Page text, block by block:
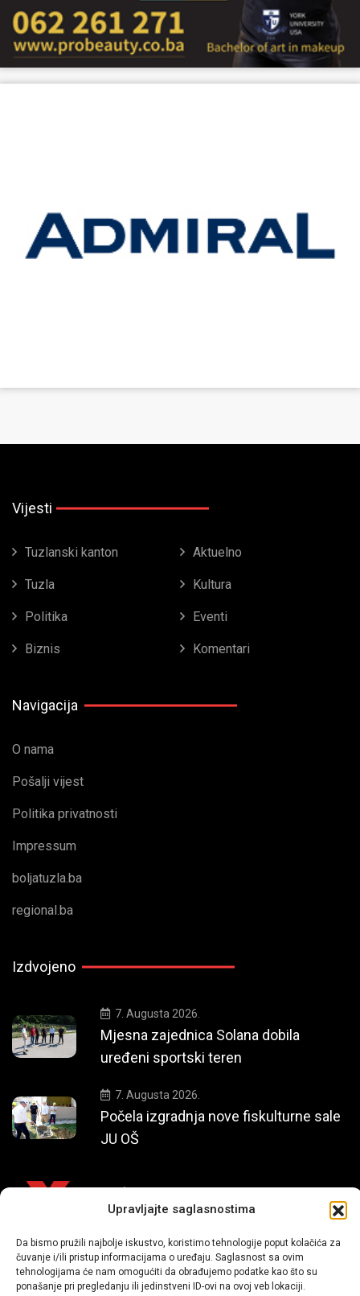
Upravljajte saglasnostima
Da bismo pružili najbolje iskustvo, koristimo tehnologije poput kolačića za
čuvanje i/ili pristup informacijama o uređaju. Saglasnost sa ovim
tehnologijama će nam omogućiti da obrađujemo podatke kao što su
ponašanje pri pregledanju ili jedinstveni ID-ovi na ovoj veb lokaciji.
Vijesti
Tuzlanski kanton Aktuelno
Tuzla Kultura
Politika Eventi
Biznis Komentari
Navigacija
O nama
Pošalji vijest
Politika privatnosti
Impressum
boljatuzla.ba
regional.ba
Izdvojeno
7. Augusta 2026.
Mjesna zajednica Solana dobila
uređeni sportski teren
7. Augusta 2026.
Počela izgradnja nove fiskulturne sale
JU OŠ
Mi smo moderni portal zabavnog karaktera koji donosi vijesti i
priče iz života, svijeta showbiza, lifestyle-a i popularne kulture.